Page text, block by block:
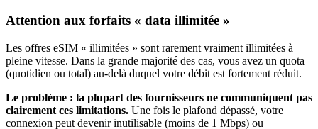
Attention aux forfaits « data illimitée »
Les offres eSIM « illimitées » sont rarement vraiment illimitées à
pleine vitesse. Dans la grande majorité des cas, vous avez un quota
(quotidien ou total) au-delà duquel votre débit est fortement réduit.
Le problème : la plupart des fournisseurs ne communiquent pas
clairement ces limitations. Une fois le plafond dépassé, votre
connexion peut devenir inutilisable (moins de 1 Mbps) ou